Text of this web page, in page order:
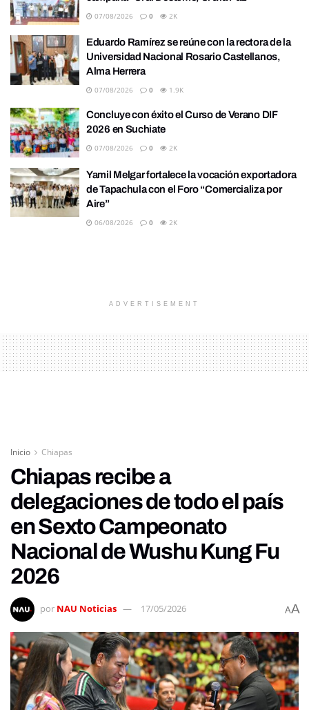
07/08/2026 0 2K
Eduardo Ramírez se reúne con la rectora de la
Universidad Nacional Rosario Castellanos,
Alma Herrera
07/08/2026 0 1.9K
Concluye con éxito el Curso de Verano DIF
2026 en Suchiate
07/08/2026 0 2K
Yamil Melgar fortalece la vocación exportadora
de Tapachula con el Foro “Comercializa por
Aire”
06/08/2026 0 2K
ADVERTISEMENT
Inicio Chiapas
Chiapas recibe a
delegaciones de todo el país
en Sexto Campeonato
Nacional de Wushu Kung Fu
2026
por NAU Noticias 17/05/2026 AA